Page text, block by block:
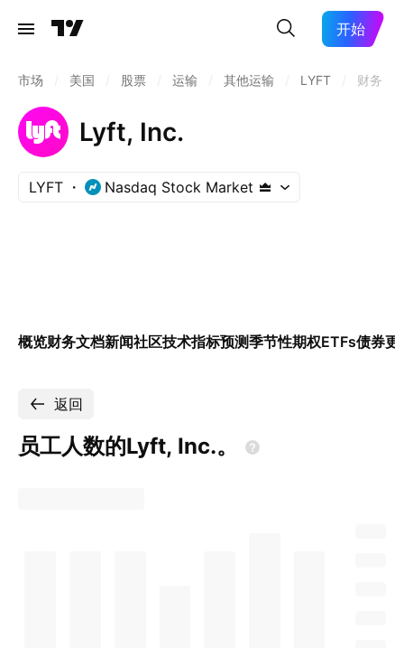
开始
市场 美国 股票 运输 其他运输 LYFT 财务
Lyft, Inc.
LYFT Nasdaq Stock Market
概览财务文档新闻社区技术指标预测季节性期权ETFs债券更
返回
员工人数的Lyft, Inc.。